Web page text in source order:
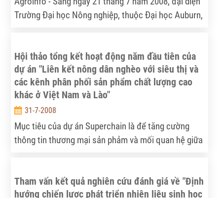
Trường Đại học Nông nghiệp, thuộc Đại học Auburn,
thúc tốt đẹp, mở ra một số triển vọng hợp tác giữa
hai bên.
Hội thảo tổng kết hoạt động năm đầu tiên của
dự án "Liên kết nông dân nghèo với siêu thị và
các kênh phân phối sản phẩm chất lượng cao
khác ở Việt Nam và Lào"
31-7-2008
Mục tiêu của dự án Superchain là để tăng cường
thông tin thương mại sản phảm và mối quan hệ giữa
địa phương nhằm cung cấp các sản phẩm có chất
lượng cho Hà Nội và Vientiane.
Tham vấn kết quả nghiên cứu đánh giá về "Định
hướng chiến lược phát triển nhiên liệu sinh học